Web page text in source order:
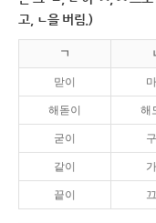
고, ㄴ을 버림.)
ㄱ
맏이
해돋이 해
굳이
같이
끝이